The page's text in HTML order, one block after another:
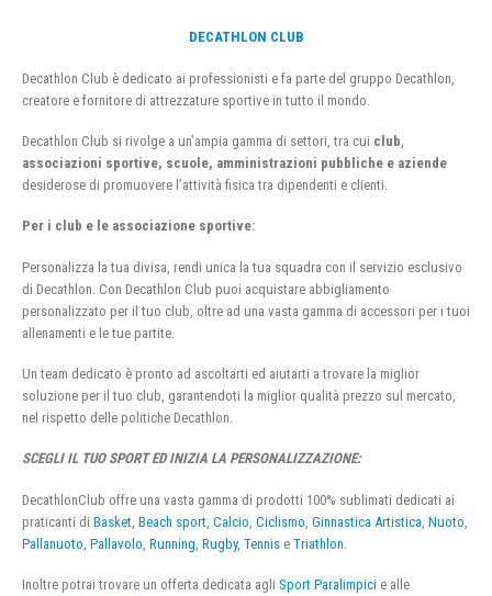
DECATHLON CLUB
Decathlon Club è dedicato ai professionisti e fa parte del gruppo Decathlon,
creatore e fornitore di attrezzature sportive in tutto il mondo.
Decathlon Club si rivolge a un’ampia gamma di settori, tra cui club
associazioni sportive, scuole, amministrazioni pubbliche e aziende
desiderose di promuovere l’attività fisica tra dipendenti e clienti.
Per i club e le associazione sportive:
Personalizza la tua divisa, rendi unica la tua squadra con il servizio esclusivo
di Decathlon. Con Decathlon Club puoi acquistare abbigliamento
personalizzato per il tuo club, oltre ad una vasta gamma di accessori per i tuoi
allenamenti e le tue partite.
Un team dedicato è pronto ad ascoltarti ed aiutarti a trovare la miglior
soluzione per il tuo club, garantendoti la miglior qualità prezzo sul mercato,
nel rispetto delle politiche Decathlon.
SCEGLI IL TUO SPORT ED INIZIA LA PERSONALIZZAZIONE:
DecathlonClub offre una vasta gamma di prodotti 100% sublimati dedicati ai
praticanti di Basket Beach sport Calcio Ciclismo Ginnastica Artistica Nuoto
Pallanuoto Pallavolo Running Rugby, Tennis e Triathlon
Inoltre potrai trovare un offerta dedicata agli Sport Paralimpici e alle